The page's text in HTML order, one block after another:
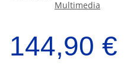
144,90 €